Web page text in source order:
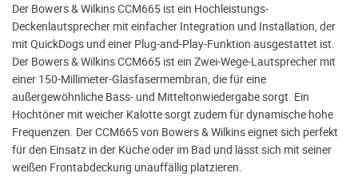
Der Bowers & Wilkins CCM665 ist ein Hochleistungs-
Deckenlautsprecher mit einfacher Integration und Installation, der
mit QuickDogs und einer Plug-and-Play-Funktion ausgestattet ist.
Der Bowers & Wilkins CCM665 ist ein Zwei-Wege-Lautsprecher mit
einer 150-Millimeter-Glasfasermembran, die für eine
außergewöhnliche Bass- und Mitteltonwiedergabe sorgt. Ein
Hochtöner mit weicher Kalotte sorgt zudem für dynamische hohe
Frequenzen. Der CCM665 von Bowers & Wilkins eignet sich perfekt
für den Einsatz in der Küche oder im Bad und lässt sich mit seiner
weißen Frontabdeckung unauffällig platzieren.